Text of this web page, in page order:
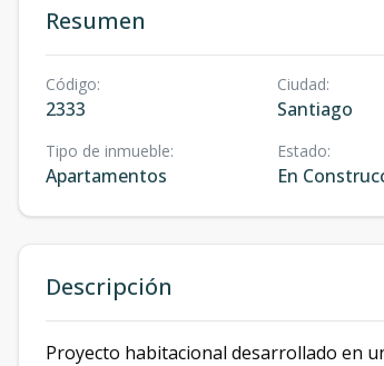
Resumen
Código:
2333
Ciudad:
Santiago
Tipo de inmueble:
Apartamentos
Estado:
En
Descripción
Proyecto habitacional desarrollado en